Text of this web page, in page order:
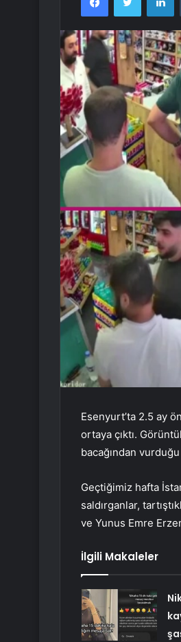
Esenyurt’ta 2.5 ay
ortaya çıktı.
bacağından
Geçtiğimiz hafta
saldırganlar,
ve Yunus Emre
İlgili Makaleler